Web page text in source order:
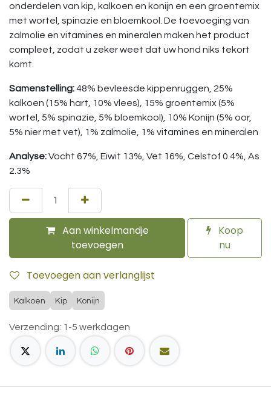
onderdelen van kip, kalkoen en konijn en een groentemix
met wortel, spinazie en bloemkool. De toevoeging van
zalmolie en vitamines en mineralen maken het product
compleet, zodat u zeker weet dat uw hond niks tekort
komt.
Samenstelling:48% bevleesde kippenruggen, 25%
kalkoen (15% hart, 10% vlees), 15% groentemix (5%
wortel, 5% spinazie, 5% bloemkool), 10% Konijn (5% oor,
5% nier met vet), 1% zalmolie, 1% vitamines en mineralen
Analyse:Vocht 67%, Eiwit 13%, Vet 16%, Celstof 0.4%, As
2.3%
Aan winkelmandje
toevoegen
Koop
nu
Toevoegen aan verlanglijst
Kalkoen Kip Konijn
Verzending: 1-5 werkdagen